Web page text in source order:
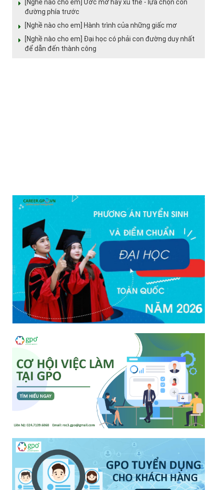
[Nghề nào cho em] Ước mơ hay xu thế - lựa chọn con
đường phía trước
[Nghề nào cho em] Hành trình của những giấc mơ
[Nghề nào cho em] Đại học có phải con đường duy nhất
để dẫn đến thành công